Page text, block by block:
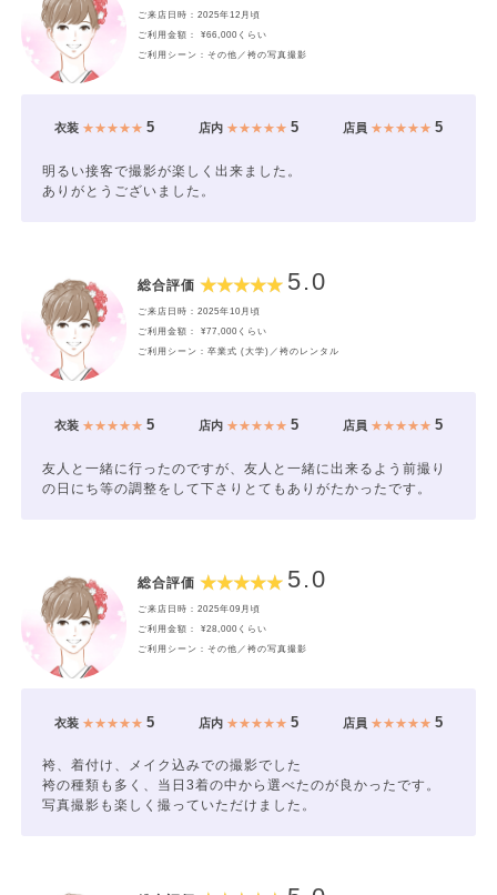
ご来店日時：2025年12月頃
ご利用金額： ¥66,000くらい
ご利用シーン：その他／袴の写真撮影
衣装★★★★★ 5 店内★★★★★ 5 店員 ★★★★★5
明るい接客で撮影が楽しく出来ました。
ありがとうございました。
総合評価 5.0
ご来店日時：2025年10月頃
ご利用金額： ¥77,000くらい
ご利用シーン：卒業式 (大学)／袴のレンタル
衣装★★★★★ 5 店内★★★★★ 5 店員 ★★★★★5
友人と一緒に行ったのですが、友人と一緒に出来るよう前撮り
の日にち等の調整をして下さりとてもありがたかったです。
総合評価 5.0
ご来店日時：2025年09月頃
ご利用金額： ¥28,000くらい
ご利用シーン：その他／袴の写真撮影
衣装★★★★★ 5 店内★★★★★ 5 店員 ★★★★★5
袴、着付け、メイク込みでの撮影でした
袴の種類も多く、当日3着の中から選べたのが良かったです。
写真撮影も楽しく撮っていただけました。